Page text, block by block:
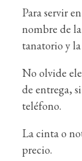
Para servir
nombre de
tanatorio y
No olvide
de entrega,
teléfono.
La cinta o
precio.